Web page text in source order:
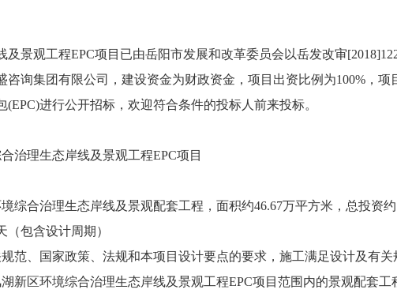
景观工程EPC项目已由岳阳市发展和改革委员会以岳发改审
询集团有限公司，建设资金为财政资金，项目出资比例为100%，
进行公开招标，欢迎符合条件的投标人前来投标。
治理生态岸线及景观工程EPC项目
综合治理生态岸线及景观配套工程，面积约46.67万平方米，总投资约
包含设计周期）
范、国家政策、法规和本项目设计要点的要求，施工满足设计及有关
新区环境综合治理生态岸线及景观工程EPC项目范围内的景观配套